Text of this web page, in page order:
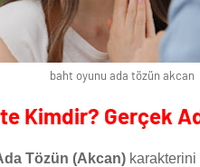
baht oyunu ada tözün akcan
Kimdir? Gerçek
Tözün (Akcan) karakterini